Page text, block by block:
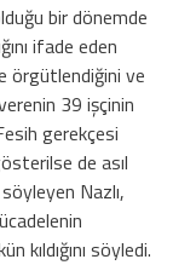
bir dönemde
ifade eden
örgütlendiğini ve
39 işçinin
gerekçesi
de asıl
Nazlı,
kıldığını söyledi.